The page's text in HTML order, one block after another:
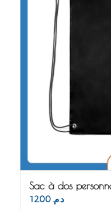
Sac à dos
د.م. 12.00